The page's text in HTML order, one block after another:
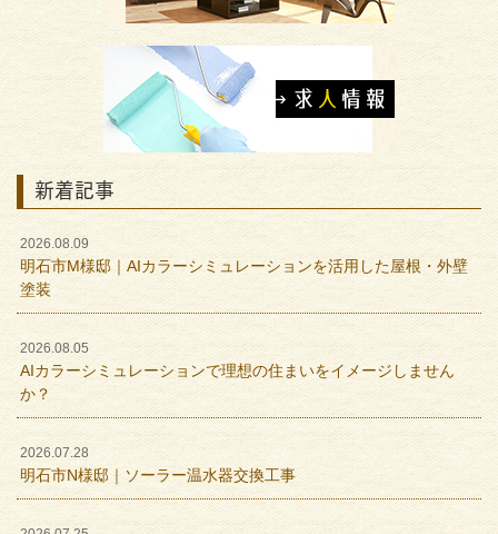
新着記事
2026.08.09
明石市M様邸｜AIカラーシミュレーションを活用した屋根・外壁
塗装
2026.08.05
AIカラーシミュレーションで理想の住まいをイメージしません
か？
2026.07.28
明石市N様邸｜ソーラー温水器交換工事